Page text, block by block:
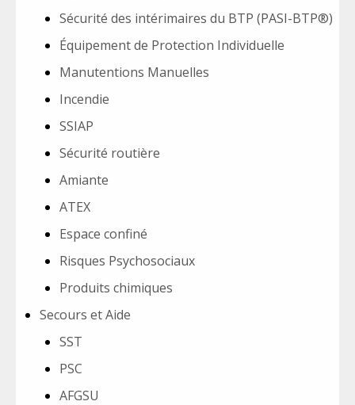
Sécurité des intérimaires du BTP (PASI-BTP®)
Équipement de Protection Individuelle
Manutentions Manuelles
Incendie
SSIAP
Sécurité routière
Amiante
ATEX
Espace confiné
Risques Psychosociaux
Produits chimiques
Secours et Aide
SST
PSC
AFGSU